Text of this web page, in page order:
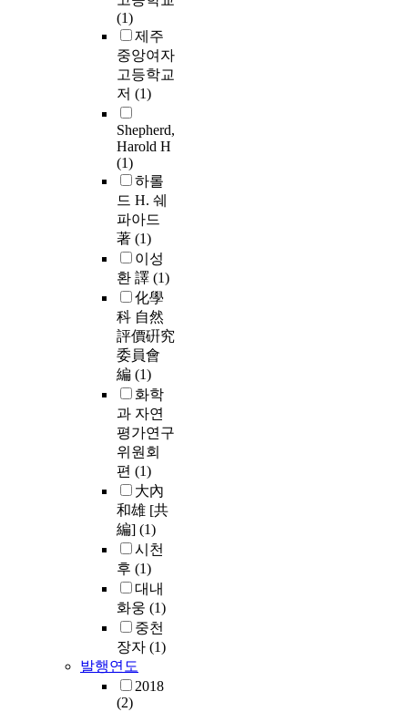
(1)
제주
중앙여자
고등학교
저 (1)
Shepherd,
Harold H
(1)
하롤
드 H. 쉐
파아드
著 (1)
이성
환 譯 (1)
化學
科 自然
評價硏究
委員會
編 (1)
화학
과 자연
평가연구
위원회
편 (1)
大內
和雄 [共
編] (1)
시천
후 (1)
대내
화웅 (1)
중천
장자 (1)
발행연도
2018
(2)